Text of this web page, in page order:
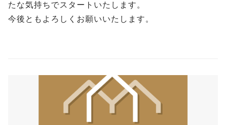
たな気持ちでスタートいたします。
今後ともよろしくお願いいたします。